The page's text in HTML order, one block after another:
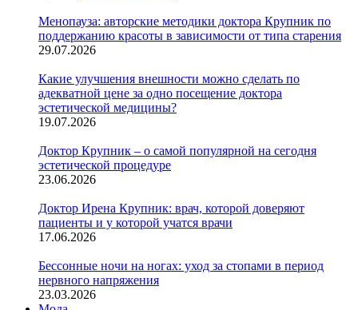
Менопауза: авторские методики доктора Крупник по
поддержанию красоты в зависимости от типа старения
29.07.2026
Какие улучшения внешности можно сделать по
адекватной цене за одно посещение доктора
эстетической медицины?
19.07.2026
Доктор Крупник – о самой популярной на сегодня
эстетической процедуре
23.06.2026
Доктор Ирена Крупник: врач, которой доверяют
пациенты и у которой учатся врачи
17.06.2026
Бессонные ночи на ногах: уход за стопами в период
нервного напряжения
23.03.2026